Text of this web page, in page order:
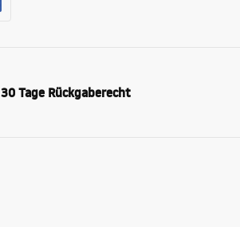
30 Tage Rückgaberecht